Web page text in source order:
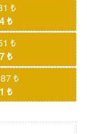
₺
₺
₺
₺
₺
₺